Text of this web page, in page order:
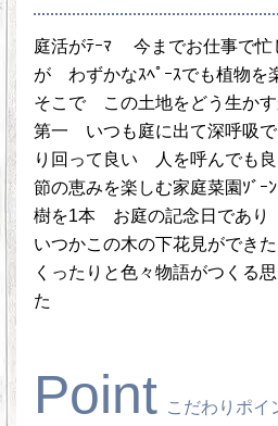
庭活がﾃｰﾏ 今までお仕事で忙
が わずかなｽﾍﾟｰｽでも植物を
そこで この土地をどう生か
第一 いつも庭に出て深呼吸
り回って良い 人を呼んでも
節の恵みを楽しむ家庭菜園ｿﾞｰ
樹を1本 お庭の記念日であ
いつかこの木の下花見ができ
くったりと色々物語がつくる
た
Point こだわりポイ